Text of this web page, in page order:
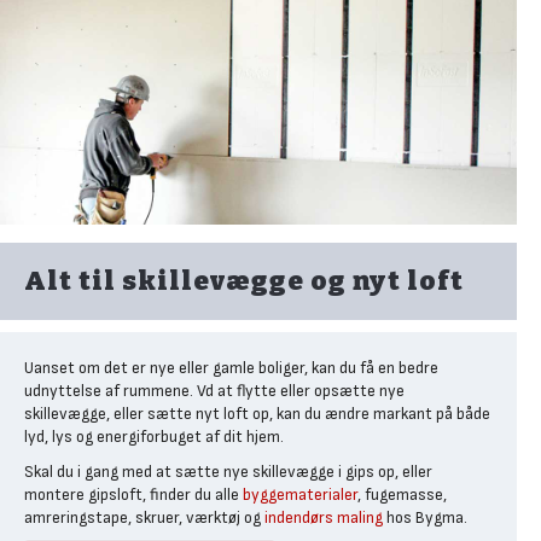
eller indfarvet spartelmasse.
Pladerne er produceret, så de er lette at tilpasse og montere,
enten som gipsloft eller skillevægge. De to mest købte plader har
målene 90x240 cm og 120x240 cm med en tykkelse på typisk 9,5
mm og 12,5 mm, der begge er velegnede til gipslofter og
skillevægge.
Plader til gipsloft
Til gipslofter anbefaler vi, at du benytter standard gipsplader, der
sikrer en glat overflade og stabilitet. Pladerne monteres på
forskallingsbrædder eller stålprofiler, så du let kan spartle og male
Standardplader er meget lette, mens specialvarianter kan have
større vægt og dermed gøre monteringen mere tidskrævende.
Til lofter anbefaler vi, at du påregner gips til to lag. De to lag gips
monteres forskudt i forhold til hinanden, så du undgår
overlappende samlinger. Med to lag reducerer du også risikoen for,
at der opstår revner i samlingerne mellem pladerne.
Alt til skillevægge og nyt loft
Uanset om det er nye eller gamle boliger, kan du få en bedre
udnyttelse af rummene. Vd at flytte eller opsætte nye
skillevægge, eller sætte nyt loft op, kan du ændre markant på både
lyd, lys og energiforbuget af dit hjem.
Skal du i gang med at sætte nye skillevægge i gips op, eller
montere gipsloft, finder du alle byggematerialer, fugemasse,
amreringstape, skruer, værktøj ogindendørs malinghos Bygma.